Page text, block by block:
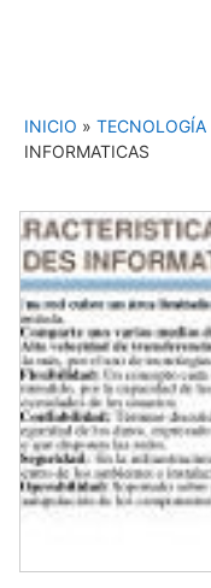
INICIO » TECNOLOGÍA
INFORMATICAS